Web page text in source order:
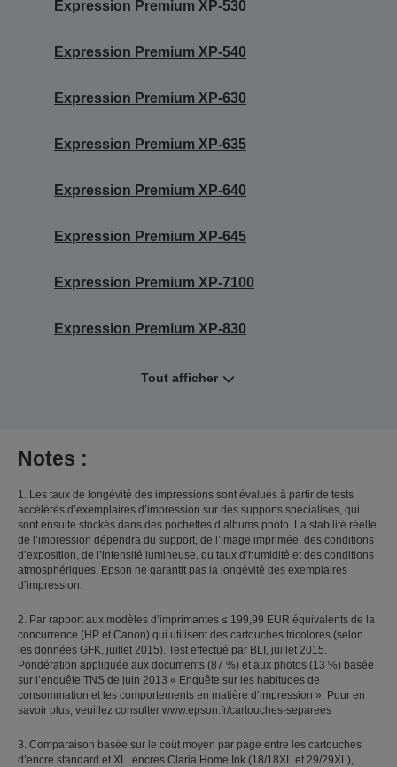
Expression Premium XP-530
Expression Premium XP-540
Expression Premium XP-630
Expression Premium XP-635
Expression Premium XP-640
Expression Premium XP-645
Expression Premium XP-7100
Expression Premium XP-830
Tout afficher
Notes :
1. Les taux de longévité des impressions sont évalués à partir de tests
accélérés d’exemplaires d’impression sur des supports spécialisés, qui
sont ensuite stockés dans des pochettes d’albums photo. La stabilité réelle
de l’impression dépendra du support, de l’image imprimée, des conditions
d’exposition, de l’intensité lumineuse, du taux d’humidité et des conditions
atmosphériques. Epson ne garantit pas la longévité des exemplaires
d’impression.
2. Par rapport aux modèles d’imprimantes ≤ 199,99 EUR équivalents de la
concurrence (HP et Canon) qui utilisent des cartouches tricolores (selon
les données GFK, juillet 2015). Test effectué par BLI, juillet 2015.
Pondération appliquée aux documents (87 %) et aux photos (13 %) basée
sur l’enquête TNS de juin 2013 « Enquête sur les habitudes de
consommation et les comportements en matière d’impression ». Pour en
savoir plus, veuillez consulter www.epson.fr/cartouches-separees
3. Comparaison basée sur le coût moyen par page entre les cartouches
d’encre standard et XL. encres Claria Home Ink (18/18XL et 29/29XL),